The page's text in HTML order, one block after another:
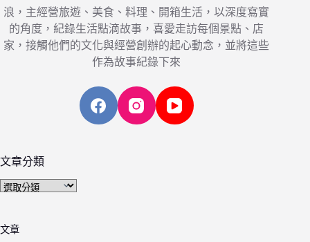
浪，主經營旅遊、美食、料理、開箱生活，以深度寫實
的角度，紀錄生活點滴故事，喜愛走訪每個景點、店
家，接觸他們的文化與經營創辦的起心動念，並將這些
作為故事紀錄下來
文章分類
文
類
文章